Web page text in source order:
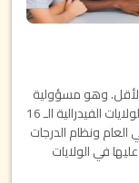
وهو مسؤولية
الدولة الألمانية. في نفس الوقت، كل ولاية من الولايات الفيدرالية الـ 16
ونظام الدرجات
في الولايات